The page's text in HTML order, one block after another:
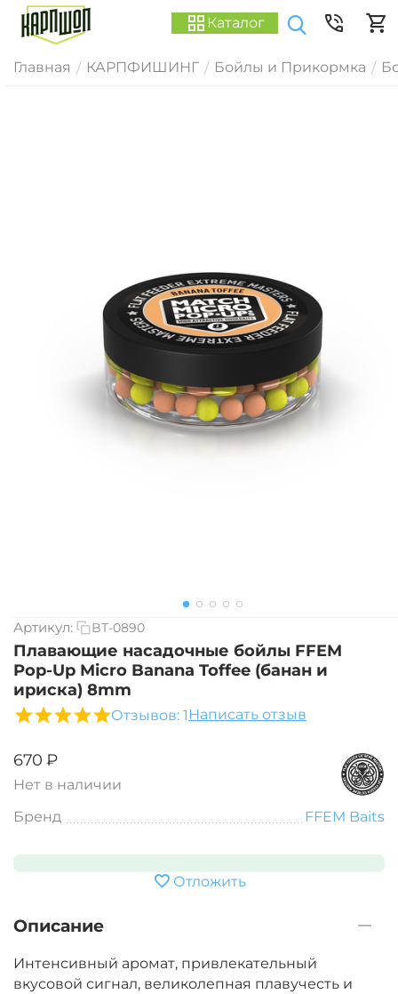
Каталог
Главная / КАРПФИШИНГ / Бойлы и Прикормка /
Артикул: BT-0890
Плавающие насадочные бойлы FFEM
Pop-Up Micro Banana Toffee (банан и
ириска) 8mm
Отзывов: 1 Написать отзыв
‍670‍ ₽
Нет в наличии
Бренд
FFEM Baits
Отложить
Описание
Интенсивный аромат, привлекательный
вкусовой сигнал, великолепная плавучесть и